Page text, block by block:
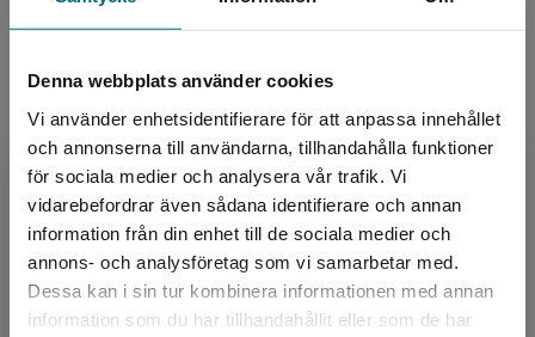
Denna webbplats använder cookies
Vi använder enhetsidentifierare för att anpassa innehållet
och annonserna till användarna, tillhandahålla funktioner
för sociala medier och analysera vår trafik. Vi
vidarebefordrar även sådana identifierare och annan
information från din enhet till de sociala medier och
annons- och analysföretag som vi samarbetar med.
Dessa kan i sin tur kombinera informationen med annan
information som du har tillhandahållit eller som de har
Begränsad fraktregion
Sidantal:
Köp- och leveransvillkor
Relaterat